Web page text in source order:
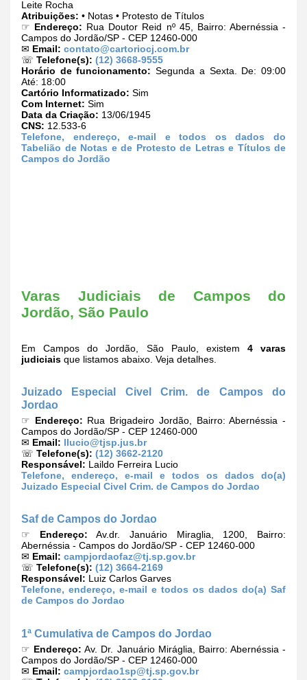
Leite Rocha
Atribuições: • Notas • Protesto de Títulos
☞ Endereço: Rua Doutor Reid nº 45, Bairro: Abernéssia -
Campos do Jordão/SP - CEP 12460-000
✉ Email: contato@cartoriocj.com.br
☏ Telefone(s): (12) 3668-9555
Horário de funcionamento: Segunda a Sexta. De: 09:00
Até: 18:00
Cartório Informatizado: Sim
Com Internet: Sim
Data da Criação: 13/06/1945
CNS: 12.533-6
Telefone, endereço, e-mail e todos os dados do
Tabelião de Notas e de Protesto de Letras e Títulos de
Campos do Jordão
Varas Judiciais de Campos do
Jordão, São Paulo
Em Campos do Jordão, São Paulo, existem 4 varas
judiciais que listamos abaixo. Veja detalhes.
Juizado Especial Civel Crim. de Campos do
Jordao
☞ Endereço: Rua Brigadeiro Jordão, Bairro: Abernéssia -
Campos do Jordão/SP - CEP 12460-000
✉ Email: llucio@tjsp.jus.br
☏ Telefone(s): (12) 3662-2120
Responsável: Laildo Ferreira Lucio
Telefone, endereço, e-mail e todos os dados do(a)
Juizado Especial Civel Crim. de Campos do Jordao
Saf de Campos do Jordao
☞ Endereço: Av.dr. Januário Miraglia, 1200, Bairro:
Abernéssia - Campos do Jordão/SP - CEP 12460-000
✉ Email: campjordaofaz@tj.sp.gov.br
☏ Telefone(s): (12) 3664-2169
Responsável: Luiz Carlos Garves
Telefone, endereço, e-mail e todos os dados do(a) Saf
de Campos do Jordao
1ª Cumulativa de Campos do Jordao
☞ Endereço: Av. Dr. Januário Miráglia, Bairro: Abernéssia -
Campos do Jordão/SP - CEP 12460-000
✉ Email: campjordao1sp@tj.sp.gov.br